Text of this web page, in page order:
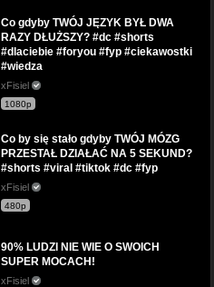
Co gdyby TWÓJ JĘZYK BYŁ DWA
RAZY DŁUŻSZY? #dc #shorts
#dlaciebie #foryou #fyp #ciekawostki
#wiedza
xFisiel
1080p
Co by się stało gdyby TWÓJ MÓZG
PRZESTAŁ DZIAŁAĆ NA 5 SEKUND?
#shorts #viral #tiktok #dc #fyp
xFisiel
480p
90% LUDZI NIE WIE O SWOICH
SUPER MOCACH!
xFisiel